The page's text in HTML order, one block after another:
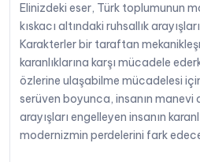
Elinizdeki eser, Türk toplumunun
kıskacı altındaki ruhsallık
Karakterler bir taraftan
karanlıklarına karşı mücadele
özlerine ulaşabilme mücadelesi
serüven boyunca, insanın manevi
arayışları engelleyen insanın
modernizmin perdelerini fark